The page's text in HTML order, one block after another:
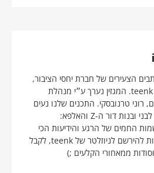
הצעירים של חברת יחסי הציבור,
המתמחה בשיווק לנוער, teenk. המגזין נערך ע״י מנהלת
רוני טרנובסקי. התכנים שלנו נעים
בין כל העולמות שנוגעים לבני ובנות דור ה-Z והאלפא:
החמים של הרגע והידיעות הכי
עדכניות. מוזמנים ומוזמנות להירשם לניוזלטר של teenk, לקבל
ממאחורי הקלעים ;)